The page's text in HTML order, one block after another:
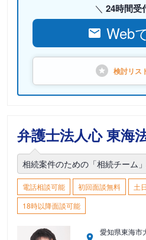
24時間受
Web
検討リス
弁護士法人心 東海
相続案件のための「相続チーム
電話相談可能 初回面談無料
土
18時以降面談可能
愛知県東海市